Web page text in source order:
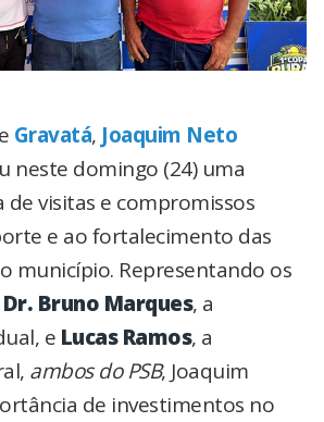
Gravatá, Joaquim Neto
neste domingo (24) uma
de visitas e compromissos
e ao fortalecimento das
município. Representando os
Dr. Bruno Marques, a
e Lucas Ramos, a
ambos do PSB, Joaquim
de investimentos no